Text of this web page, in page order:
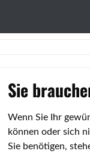
Sie
Wenn Sie Ihr
können oder sich
Sie benötigen,